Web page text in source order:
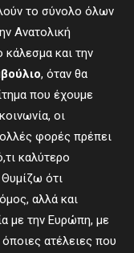
το σύνολο όλων
Ανατολική
και την
, όταν θα
που έχουμε
οι
φορές πρέπει
καλύτερο
ότι
αλλά και
με την Ευρώπη, με
ατέλειες που